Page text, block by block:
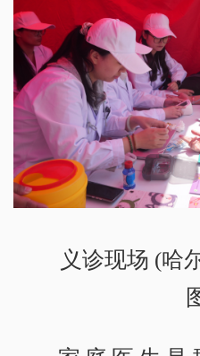
义诊现场 (哈